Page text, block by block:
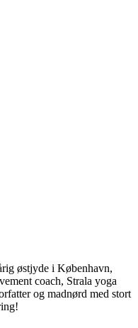
østjyde i København,
coach, Strala yoga
og madnørd med stort